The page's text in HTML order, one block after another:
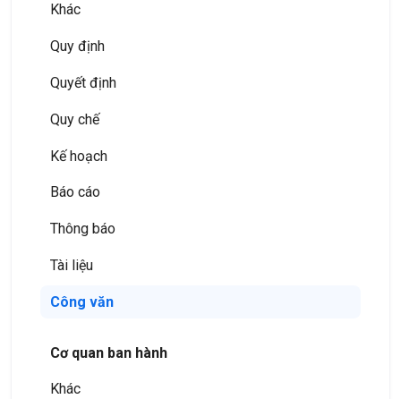
Khác
Quy định
Quyết định
Quy chế
Kế hoạch
Báo cáo
Thông báo
Tài liệu
Công văn
Cơ quan ban hành
Khác